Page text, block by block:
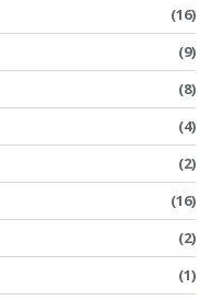
(16)
(9)
(8)
(4)
(2)
(16)
(2)
(1)